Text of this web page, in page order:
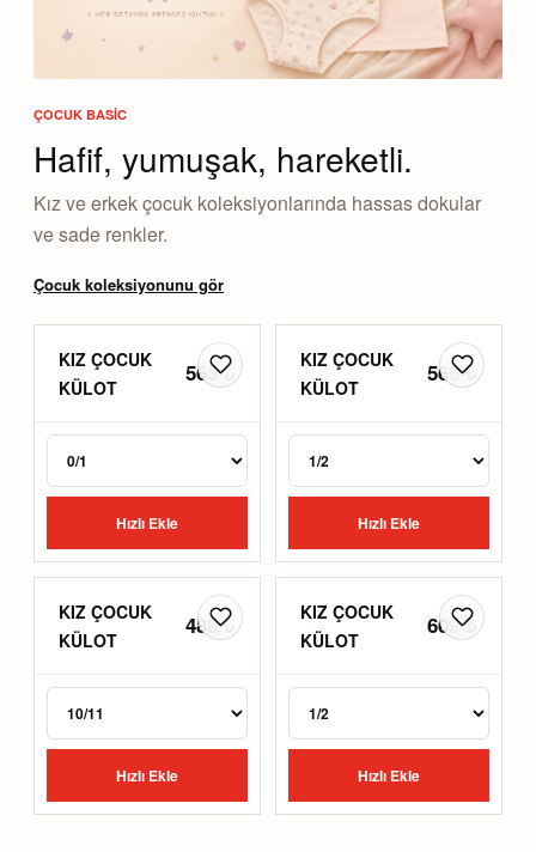
ÇOCUK BASIC
Hafif, yumuşak, hareketli.
Kız ve erkek çocuk koleksiyonlarında hassas dokular
ve sade renkler.
Çocuk koleksiyonunu gör
KIZ ÇOCUK
KÜLOT
565 ₺
Hızlı Ekle
KIZ ÇOCUK
KÜLOT
565 ₺
Hızlı Ekle
KIZ ÇOCUK
KÜLOT
488 ₺
Hızlı Ekle
KIZ ÇOCUK
KÜLOT
609 ₺
Hızlı Ekle